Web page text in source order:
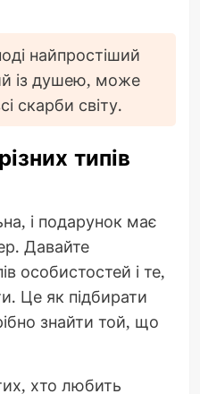
найпростіший
із душею, може
скарби світу.
типів
і подарунок має
Давайте
особистостей і те,
Це як підбирати
знайти той, що
хто любить